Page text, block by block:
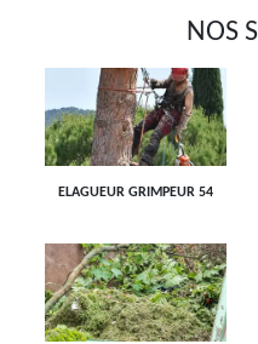
NOS
ELAGUEUR GRIMPEUR 54